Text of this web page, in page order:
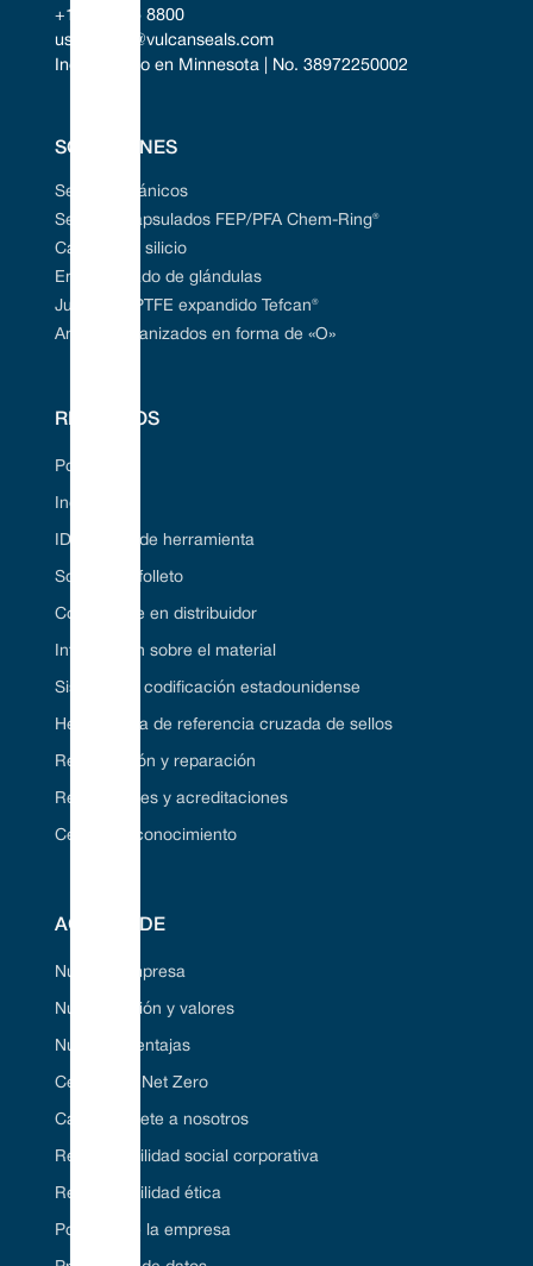
+1 952 955 8800
uscontact@vulcanseals.com
Incorporado en Minnesota | No. 38972250002
SOLUCIONES
Sellos mecánicos
Sellos encapsulados FEP/PFA Chem-Ring®
Carburo de silicio
Empaquetado de glándulas
Juntas de PTFE expandido Tefcan®
Anillos vulcanizados en forma de «O»
RECURSOS
Portal web
Industrias
ID de sello de herramienta
Solicite un folleto
Conviértase en distribuidor
Información sobre el material
Sistema de codificación estadounidense
Herramienta de referencia cruzada de sellos
Restauración y reparación
Regulaciones y acreditaciones
Centro de conocimiento
ACERCA DE
Nuestra empresa
Nuestra visión y valores
Nuestras ventajas
Certificado Net Zero
Carrera/Únete a nosotros
Responsabilidad social corporativa
Responsabilidad ética
Políticas de la empresa